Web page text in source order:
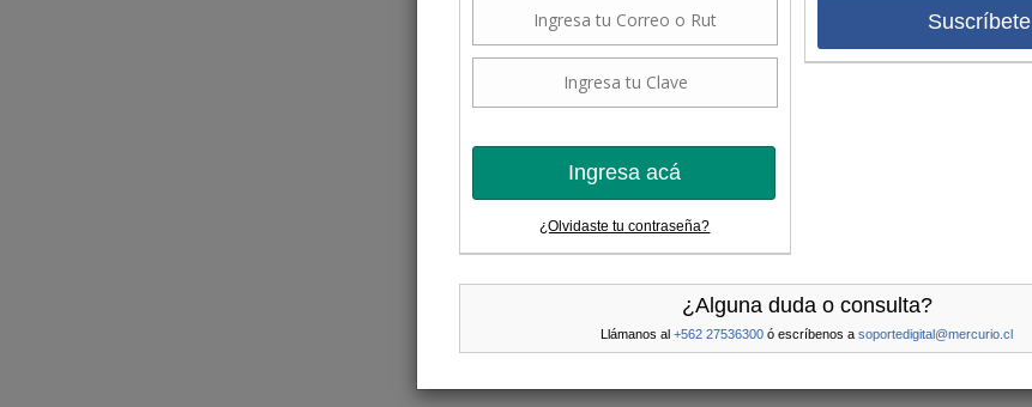
Ingresa acá
¿Olvidaste tu contraseña?
Suscríbete
¿Alguna duda o consulta?
Llámanos al +562 27536300 ó escríbenos a soportedigital@mercurio.cl